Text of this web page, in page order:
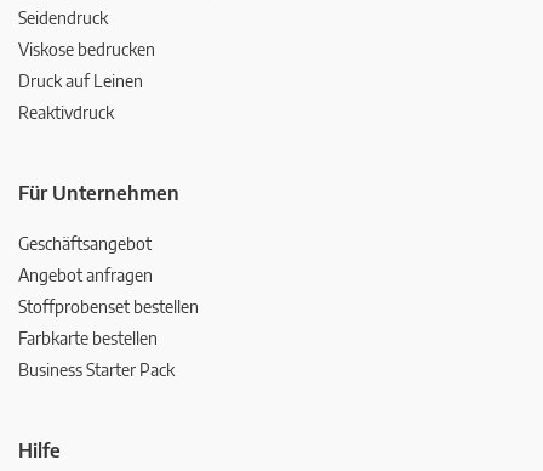
Seidendruck
Viskose bedrucken
Druck auf Leinen
Reaktivdruck
Für Unternehmen
Geschäftsangebot
Angebot anfragen
Stoffprobenset bestellen
Farbkarte bestellen
Business Starter Pack
Hilfe